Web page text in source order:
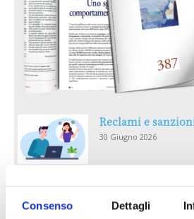
Consenso Dettagli
Reclami e
30 Giugno 2026
RECENSIONI E